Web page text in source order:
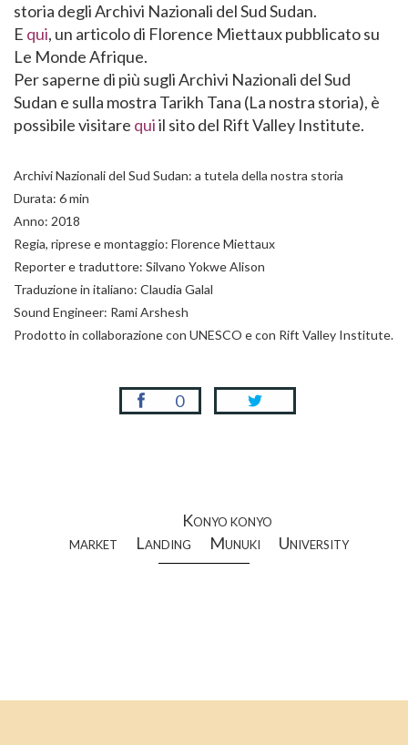
storia degli Archivi Nazionali del Sud Sudan.
E qui, un articolo di Florence Miettaux pubblicato su
Le Monde Afrique.
Per saperne di più sugli Archivi Nazionali del Sud
Sudan e sulla mostra Tarikh Tana (La nostra storia), è
possibile visitare quiil sito del Rift Valley Institute.
Archivi Nazionali del Sud Sudan: a tutela della nostra storia
Durata: 6 min
Anno: 2018
Regia, riprese e montaggio: Florence Miettaux
Reporter e traduttore: Silvano Yokwe Alison
Traduzione in italiano: Claudia Galal
Sound Engineer: Rami Arshesh
Prodotto in collaborazione con UNESCO e con Rift Valley Institute.
0
Konyo konyo
market
Landing Munuki University